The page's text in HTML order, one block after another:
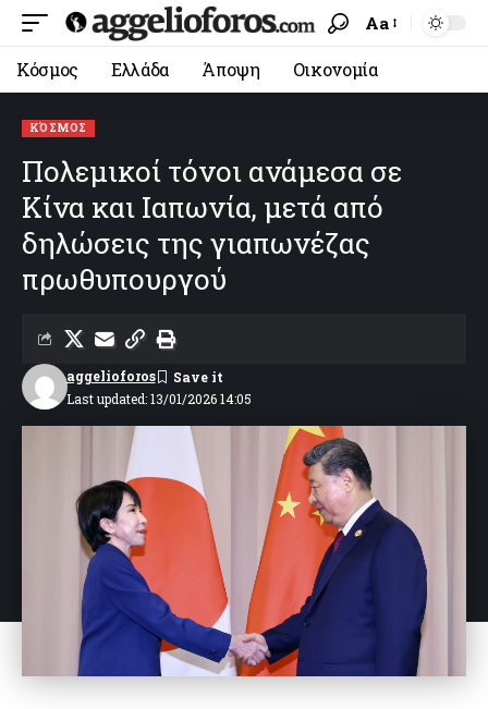
Aa
Κόσμος Ελλάδα Άποψη Οικονομία
ΚΌΣΜΟΣ
Πολεμικοί τόνοι ανάμεσα σε
Κίνα και Ιαπωνία, μετά από
δηλώσεις της γιαπωνέζας
πρωθυπουργού
Last updated: 13/01/2026 14:05
aggelioforos